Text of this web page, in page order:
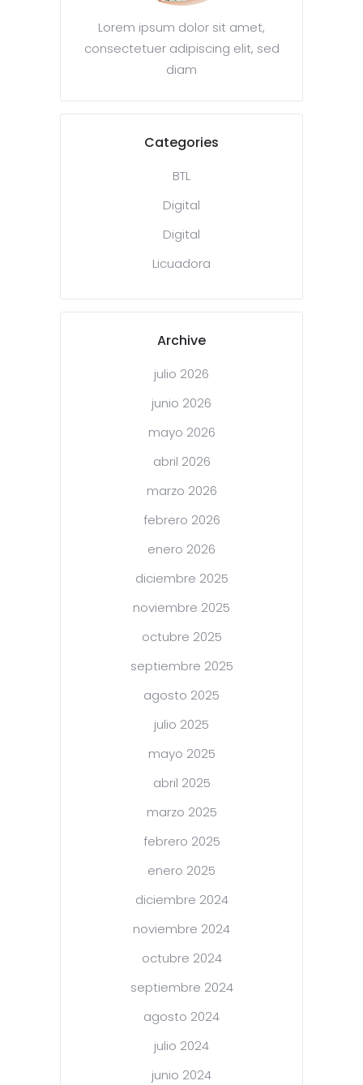
Lorem ipsum dolor sit amet,
consectetuer adipiscing elit, sed
diam
Categories
BTL
Digital
Digital
Licuadora
Archive
julio 2026
junio 2026
mayo 2026
abril 2026
marzo 2026
febrero 2026
enero 2026
diciembre 2025
noviembre 2025
octubre 2025
septiembre 2025
agosto 2025
julio 2025
mayo 2025
abril 2025
marzo 2025
febrero 2025
enero 2025
diciembre 2024
noviembre 2024
octubre 2024
septiembre 2024
agosto 2024
julio 2024
junio 2024